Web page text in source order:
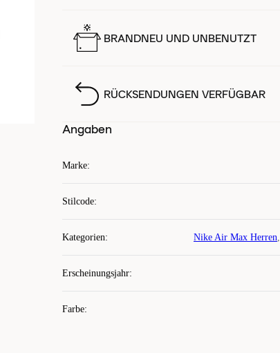
BRANDNEU UND UNBENUTZT
RÜCKSENDUNGEN VERFÜGBAR
Angaben
Marke:
Stilcode:
Kategorien: Nike Air Max Herren,
Erscheinungsjahr:
Farbe: